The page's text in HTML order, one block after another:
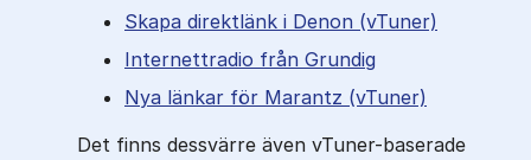
Skapa direktlänk i Denon (vTuner)
Internettradio från Grundig
Nya länkar för Marantz (vTuner)
Det finns dessvärre även vTuner-baserade